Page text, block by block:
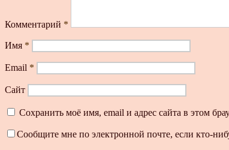
Комментарий *
Имя *
Email *
Сайт
Сохранить моё имя, email и адрес сайта в этом
Сообщите мне по электронной почте, если кто-